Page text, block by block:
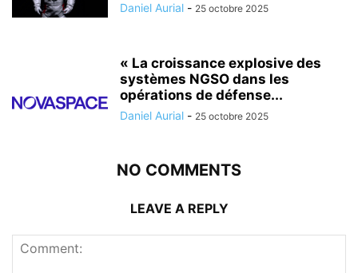
Daniel Aurial - 25 octobre 2025
« La croissance explosive des
systèmes NGSO dans les
opérations de défense...
Daniel Aurial - 25 octobre 2025
NO COMMENTS
LEAVE A REPLY